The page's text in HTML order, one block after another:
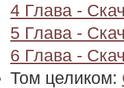
4 Глава -
5 Глава -
6 Глава -
Том целиком: